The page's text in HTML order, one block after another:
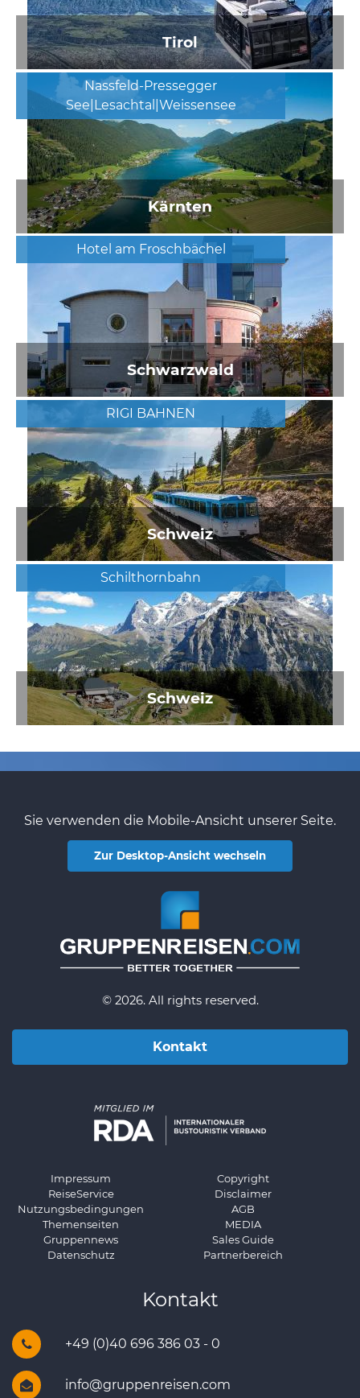
Tirol
Nassfeld-Pressegger
See|Lesachtal|Weissensee
Kärnten
Hotel am Froschbächel
Schwarzwald
RIGI BAHNEN
Schweiz
Schilthornbahn
Schweiz
Sie verwenden die Mobile-Ansicht unserer Seite.
Zur Desktop-Ansicht wechseln
© 2026. All rights reserved.
Kontakt
Impressum
ReiseService
Nutzungsbedingungen
Themenseiten
Gruppennews
Datenschutz
Copyright
Disclaimer
AGB
MEDIA
Sales Guide
Partnerbereich
Kontakt
+49 (0)40 696 386 03 - 0
info@gruppenreisen.com